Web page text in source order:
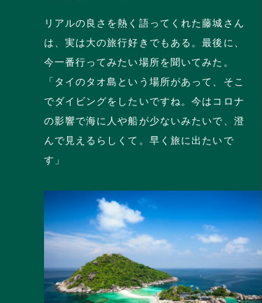
リアルの良さを熱く語ってくれた藤城さん
は、実は大の旅行好きでもある。最後に、
今一番行ってみたい場所を聞いてみた。
「タイのタオ島という場所があって、そこ
でダイビングをしたいですね。今はコロナ
の影響で海に人や船が少ないみたいで、澄
んで見えるらしくて。早く旅に出たいで
す」